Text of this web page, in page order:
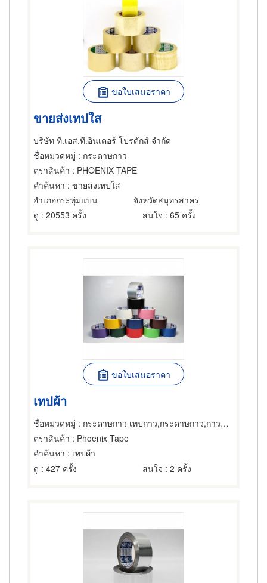
ขอใบเสนอราคา
ขายส่งเทปใส
บริษัท ที.เอส.ที.อินเตอร์ โปรดักส์ จำกัด
ชื่อหมวดหมู่ : กระดาษกาว
ตราสินค้า : PHOENIX TAPE
คำค้นหา : ขายส่งเทปใส
อำเภอกระทุ่มแบน
จังหวัดสมุทรสาคร
ดู : 20553 ครั้ง สนใจ : 65 ครั้ง
ขอใบเสนอราคา
เทปผ้า
ชื่อหมวดหมู่ : กระดาษกาว เทปกาว,กระดาษกาว,กาวและผลิตภัณฑ์สำหรับยึดติด
ตราสินค้า : Phoenix Tape
คำค้นหา : เทปผ้า
ดู : 427 ครั้ง สนใจ : 2 ครั้ง